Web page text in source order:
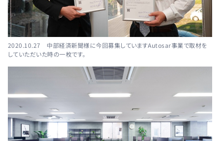
2020.10.27 中部経済新聞様に今回募集していますAutosar事業で取材を
していただいた時の一枚です。